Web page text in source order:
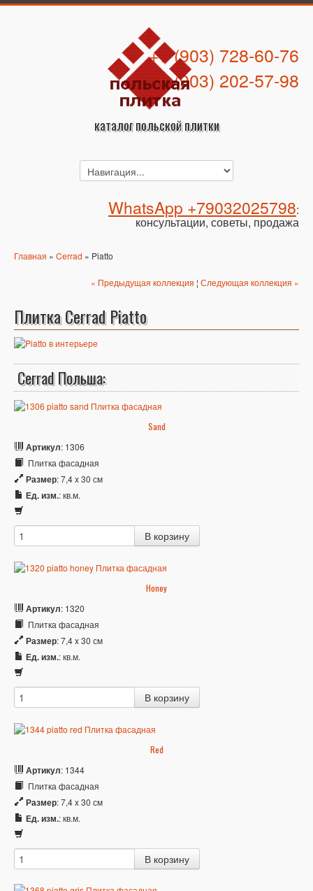
каталог польской плитки
+7 (903) 728-60-76
+7 (903) 202-57-98
WhatsApp +79032025798:
консультации, советы, продажа
Главная » Cerrad » Piatto
« Предыдущая коллекция ¦ Следующая коллекция »
Плитка Cerrad Piatto
Cerrad Польша:
Sand
Артикул: 1306
Плитка фасадная
Размер: 7,4 x 30 см
Ед. изм.: кв.м.
Honey
Артикул: 1320
Плитка фасадная
Размер: 7,4 x 30 см
Ед. изм.: кв.м.
Red
Артикул: 1344
Плитка фасадная
Размер: 7,4 x 30 см
Ед. изм.: кв.м.